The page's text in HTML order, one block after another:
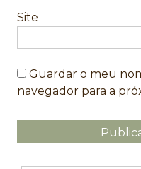
Site
Guardar o meu
navegador para a